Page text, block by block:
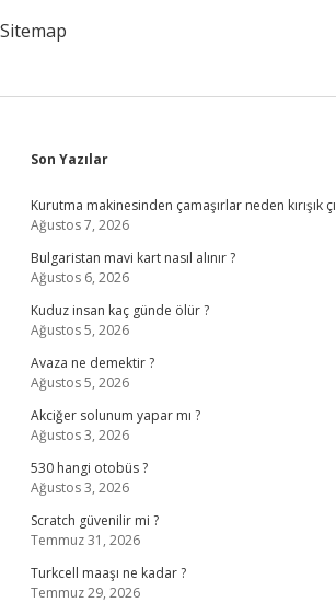
Sitemap
Sidebar
Son Yazılar
Kurutma makinesinden çamaşırlar neden kırışık
Ağustos 7, 2026
Bulgaristan mavi kart nasıl alınır ?
Ağustos 6, 2026
Kuduz insan kaç günde ölür ?
Ağustos 5, 2026
Avaza ne demektir ?
Ağustos 5, 2026
Akciğer solunum yapar mı ?
Ağustos 3, 2026
530 hangi otobüs ?
Ağustos 3, 2026
Scratch güvenilir mi ?
Temmuz 31, 2026
Turkcell maaşı ne kadar ?
Temmuz 29, 2026